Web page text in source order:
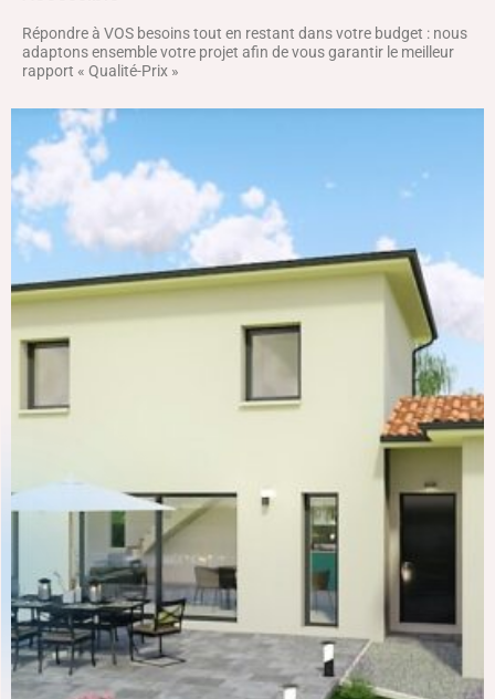
Répondre à VOS besoins tout en restant dans votre budget : nous
adaptons ensemble votre projet afin de vous garantir le meilleur
rapport « Qualité-Prix »